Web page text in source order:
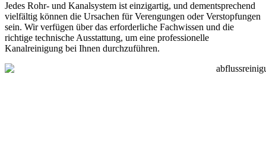
Jedes Rohr- und Kanalsystem ist einzigartig, und dementsprechend
vielfältig können die Ursachen für Verengungen oder Verstopfungen
sein. Wir verfügen über das erforderliche Fachwissen und die
richtige technische Ausstattung, um eine professionelle
Kanalreinigung bei Ihnen durchzuführen.